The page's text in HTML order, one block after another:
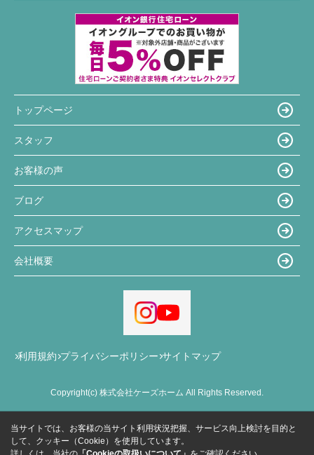
トップページ
スタッフ
お客様の声
ブログ
アクセスマップ
会社概要
利用規約 プライバシーポリシー サイトマップ
Copyright(c) 株式会社ケーズホーム All Rights Reserved.
当サイトでは、お客様の当サイト利用状況把握、サービス向上検討を目的と
して、クッキー（Cookie）を使用しています。